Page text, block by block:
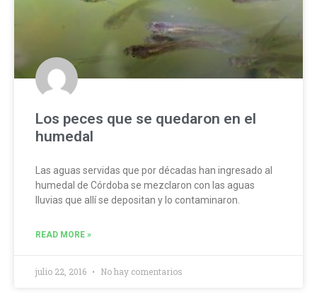
Los peces que se quedaron en el
humedal
Las aguas servidas que por décadas han ingresado al
humedal de Córdoba se mezclaron con las aguas
lluvias que allí se depositan y lo contaminaron.
READ MORE »
julio 22, 2016 No hay comentarios